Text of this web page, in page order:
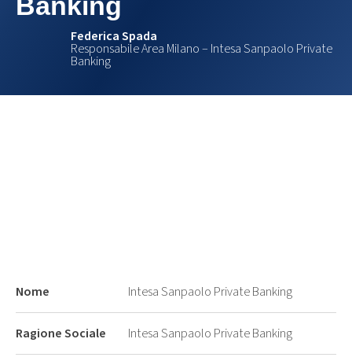
Federica Spada
Responsabile Area Milano – Intesa Sanpaolo Private
Banking
Nome Intesa Sanpaolo Private Banking
Ragione Sociale Intesa Sanpaolo Private Banking